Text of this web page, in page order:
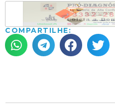
COMPARTILHE: